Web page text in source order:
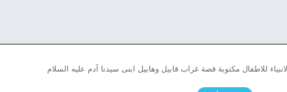
للاطفال مكتوبة قصة غراب قابيل وهابيل ابنى سيدنا آدم عليه السلام